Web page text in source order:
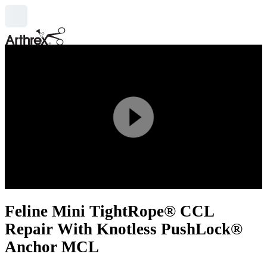
Play
Video
Feline Mini TightRope® CCL
Repair With Knotless PushLock®
Anchor MCL